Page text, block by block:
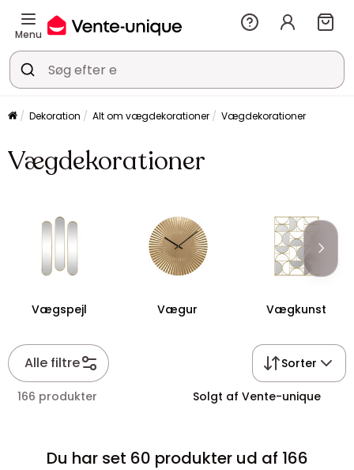
Menu
Dekoration Alt om vægdekorationer Vægdekorationer
Vægdekorationer
Vægspejl Vægur Vægkunst
Alle filtre Sorter
166 produkter Solgt af Vente-unique
Du har set 60 produkter ud af 166